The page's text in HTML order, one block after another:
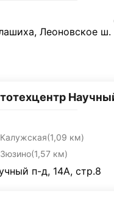
Леоновское ш.
Калужская(1,09 км)
Зюзино(1,57 км)
п-д, 14А, стр.8